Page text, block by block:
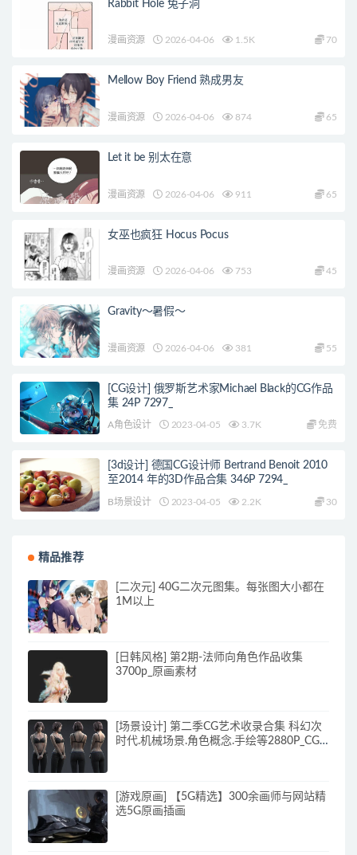
Rabbit Hole 兔子洞
漫画资源 2026-04-06 1.5K 70
Mellow Boy Friend 熟成男友
漫画资源 2026-04-06 874 65
Let it be 别太在意
漫画资源 2026-04-06 911 65
女巫也疯狂 Hocus Pocus
漫画资源 2026-04-06 753 45
Gravity～暑假～
漫画资源 2026-04-06 381 55
[CG设计] 俄罗斯艺术家Michael Black的CG作品
集 24P 7297_
A角色设计 2023-04-05 3.7K 免费
[3d设计] 德国CG设计师 Bertrand Benoit 2010
至2014 年的3D作品合集 346P 7294_
B场景设计 2023-04-05 2.2K 30
精品推荐
[二次元] 40G二次元图集。每张图大小都在
1M以上
[日韩风格] 第2期-法师向角色作品收集
3700p_原画素材
[场景设计] 第二季CG艺术收录合集 科幻次
时代.机械场景.角色概念.手绘等2880P_CG
[游戏原画] 【5G精选】300余画师与网站精
选5G原画插画